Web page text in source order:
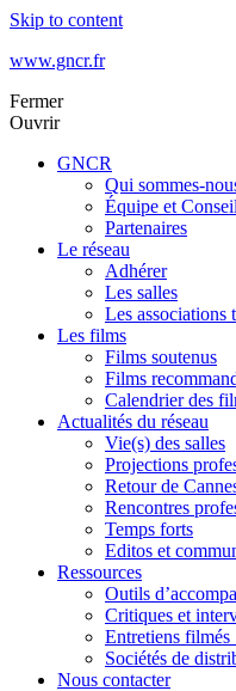
Skip to content
www.gncr.fr
Fermer
Ouvrir
GNCR
Qui sommes-
Équipe et
Partenaires
Le réseau
Adhérer
Les salles
Les associations
Les films
Films soutenus
Films
Calendrier des
Actualités du réseau
Vie(s) des salles
Projections
Retour de
Rencontres
Temps forts
Editos et
Ressources
Outils
Critiques et
Entretiens
Sociétés de
Nous contacter